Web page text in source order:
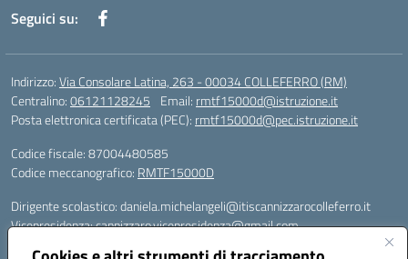
Seguici su:
Indirizzo:Via Consolare Latina, 263 - 00034 COLLEFERRO (RM)
Centralino:06121128245 Email: rmtf15000d@istruzione.it
Posta elettronica certificata (PEC): rmtf15000d@pec.istruzione.it
Codice fiscale: 87004480585
Codice meccanografico: RMTF15000D
Dirigente scolastico: daniela.michelangeli@itiscannizzarocolleferro.it
Vicepresidenza: cannizzaro.vicepresidenza@gmail.com